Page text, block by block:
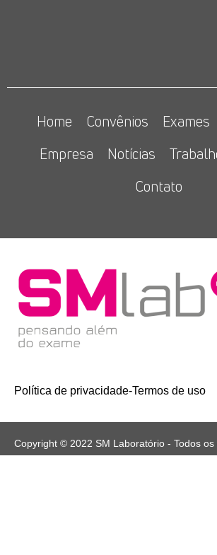
Home Convênios Exames
Empresa
Notícias
Contato
Política de privacidade-Termos de uso
Copyright © 2022 SM Laboratório - Todos